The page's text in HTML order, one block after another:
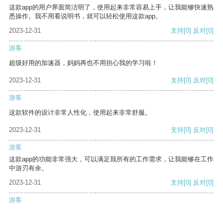
这款app的用户界面简洁明了，使用起来非常容易上手，让我能够快速熟
悉操作。我不用看说明书，就可以轻松使用这款app。
2023-12-31
支持[0] 反对[0]
游客
超级好用的加速器，妈妈再也不用担心我的学习啦！
2023-12-31 支持[0] 反对[0]
游客
这款软件的设计非常人性化，使用起来非常舒服。
2023-12-31 支持[0] 反对[0]
游客
这款app的功能非常强大，可以满足我所有的工作需求，让我能够在工作
中游刃有余。
2023-12-31
支持[0] 反对[0]
游客